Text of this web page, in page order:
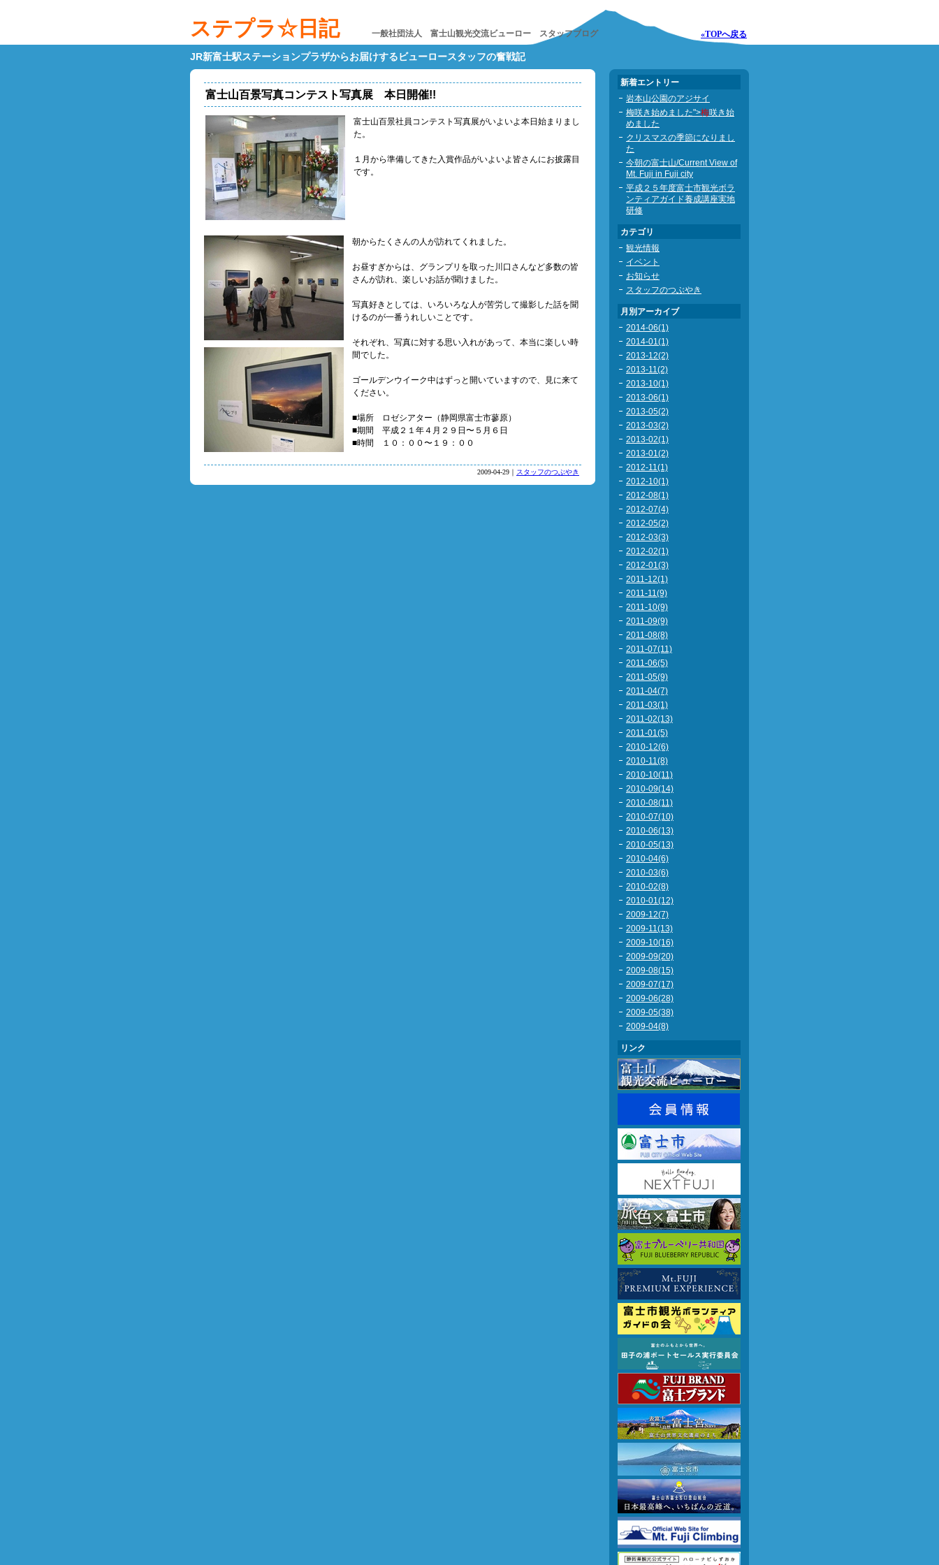
ステプラ☆日記 一般社団法人 富士山観光交流ビューロー スタッフブログ «TOPへ戻る
JR新富士駅ステーションプラザからお届けするビューロースタッフの奮戦記
富士山百景写真コンテスト写真展 本日開催!!
富士山百景社員コンテスト写真展がいよいよ本日始まりまし
た。
１月から準備してきた入賞作品がいよいよ皆さんにお披露目
です。
朝からたくさんの人が訪れてくれました。
お昼すぎからは、グランプリを取った川口さんなど多数の皆
さんが訪れ、楽しいお話が聞けました。
写真好きとしては、いろいろな人が苦労して撮影した話を聞
けるのが一番うれしいことです。
それぞれ、写真に対する思い入れがあって、本当に楽しい時
間でした。
ゴールデンウイーク中はずっと開いていますので、見に来て
ください。
■場所 ロゼシアター（静岡県富士市蓼原）
■期間 平成２１年４月２９日〜５月６日
■時間 １０：００〜１９：００
2009-04-29｜ スタッフのつぶやき
新着エントリー
岩本山公園のアジサイ
梅咲き始めました">梅咲き始
めました
クリスマスの季節になりまし
た
今朝の富士山/Current View of
Mt. Fuji in Fuji city
平成２５年度富士市観光ボラ
ンティアガイド養成講座実地
研修
カテゴリ
観光情報
イベント
お知らせ
スタッフのつぶやき
月別アーカイブ
2014-06(1)
2014-01(1)
2013-12(2)
2013-11(2)
2013-10(1)
2013-06(1)
2013-05(2)
2013-03(2)
2013-02(1)
2013-01(2)
2012-11(1)
2012-10(1)
2012-08(1)
2012-07(4)
2012-05(2)
2012-03(3)
2012-02(1)
2012-01(3)
2011-12(1)
2011-11(9)
2011-10(9)
2011-09(9)
2011-08(8)
2011-07(11)
2011-06(5)
2011-05(9)
2011-04(7)
2011-03(1)
2011-02(13)
2011-01(5)
2010-12(6)
2010-11(8)
2010-10(11)
2010-09(14)
2010-08(11)
2010-07(10)
2010-06(13)
2010-05(13)
2010-04(6)
2010-03(6)
2010-02(8)
2010-01(12)
2009-12(7)
2009-11(13)
2009-10(16)
2009-09(20)
2009-08(15)
2009-07(17)
2009-06(28)
2009-05(38)
2009-04(8)
リンク